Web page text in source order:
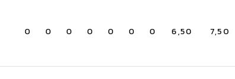
0 0 0 0 0 0 0 6,50 7,50